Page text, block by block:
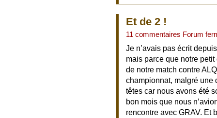
Et de 2 !
11 commentaires Forum
Je n’avais pas écrit
mais parce que notre
de notre match contre
championnat, malgré une
têtes car nous avons été
bon mois que nous
rencontre avec GRAV. Et